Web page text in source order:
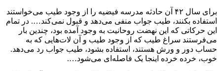
برای سال ۴٢ آن حادثه مدرسه فیضیه را از وجود طیب می‌خواستند
استفاده بکنند، طیب جواب منفی می‌دهد و قبول نمی‌کند…. در تمام
این حرکاتی که این نهضت روحانیت به وجود آمده بود، چندین بار
می‌فرستند سراغ طیب که از وجود طیب و آن لات‌هایی که به
حساب دور و ورش هستند، استفاده بشود، طیب جواب رد می‌دهد.
خوب، خرده خرده اینجا یک فاصله‌ای می‌شود….